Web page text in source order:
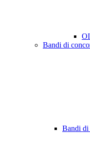
Bandi di
Bandi di